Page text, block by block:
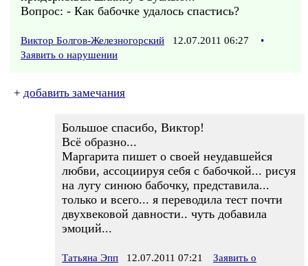
Вопрос: - Как бабочке удалось спастись?
Виктор Болгов-Железногорский 12.07.2011 06:27
•
Заявить о нарушении
+ добавить замечания
Большое спасибо, Виктор!
Всё образно...
Маргарита пишет о своей неудавшейся
любви, ассоциируя себя с бабочкой... рисуя
на лугу синюю бабочку, представила...
только и всего... я переводила тест почти
двухвековой давности.. чуть добавила
эмоций...
Татьяна Эпп 12.07.2011 07:21
Заявить о